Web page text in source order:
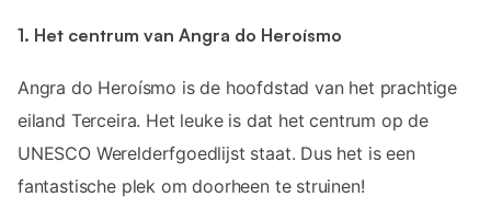
1. Het centrum van Angra do Heroísmo
Angra do Heroísmo is de hoofdstad van het prachtige
eiland Terceira. Het leuke is dat het centrum op de
UNESCO Werelderfgoedlijst staat. Dus het is een
fantastische plek om doorheen te struinen!